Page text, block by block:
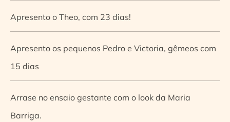
Apresento o Theo, com 23 dias!
Apresento os pequenos Pedro e Victoria, gêmeos com
15 dias
Arrase no ensaio gestante com o look da Maria
Barriga.